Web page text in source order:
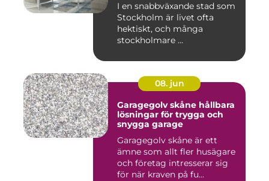
I en snabbväxande stad som
Stockholm är livet ofta
hektiskt, och många
stockholmare ...
08. jun
Garagegolv skåne hållbara
lösningar för trygga och
snygga garage
Garagegolv skåne är ett
ämne som allt fler husägare
och företag intresserar sig
för när kraven på fu...